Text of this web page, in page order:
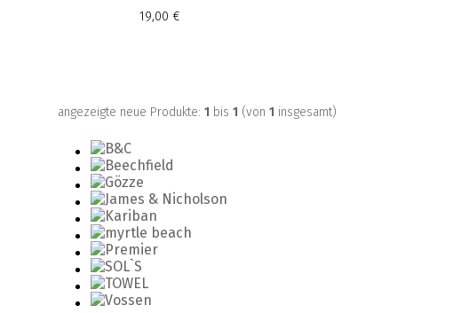
19,00 €
angezeigte neue Produkte: 1 bis 1 (von 1 insgesamt)